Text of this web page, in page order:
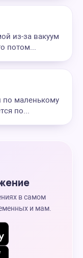
из-за вакуум
потом...
по маленькому
по...
в самом
и мам.